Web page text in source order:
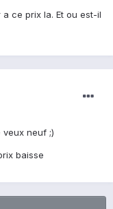
ce prix la. Et ou est-il
neuf ;)
baisse